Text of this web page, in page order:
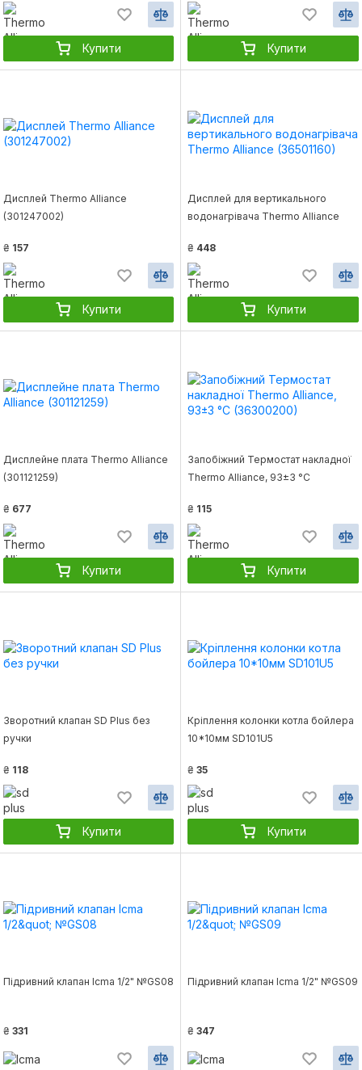
Купити Купити
Дисплей Thermo Alliance
(301247002)
₴ 157
Купити
Дисплей для вертикального
водонагрівача Thermo Alliance
₴ 448
Купити
Дисплейне плата Thermo Alliance
(301121259)
₴ 677
Купити
Запобіжний Термостат накладної
Thermo Alliance, 93±3 °С
₴ 115
Купити
Зворотний клапан SD Plus без
ручки
₴ 118
Купити
Кріплення колонки котла бойлера
10*10мм SD101U5
₴ 35
Купити
Підривний клапан Icma 1/2" №GS08
₴ 331
Підривний клапан Icma 1/2" №GS09
₴ 347